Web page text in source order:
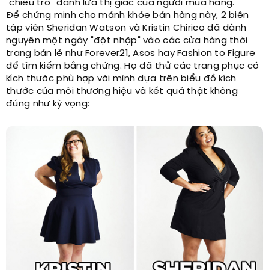
"chiêu trò" đánh lừa thị giác của người mua hàng.
Để chứng minh cho mánh khóe bán hàng này, 2 biên
tập viên Sheridan Watson và Kristin Chirico đã dành
nguyên một ngày "đột nhập" vào các cửa hàng thời
trang bán lẻ như Forever21, Asos hay Fashion to Figure
để tìm kiếm bằng chứng. Họ đã thử các trang phục có
kích thước phù hợp với mình dựa trên biểu đồ kích
thước của mỗi thương hiệu và kết quả thật không
đúng như kỳ vọng: